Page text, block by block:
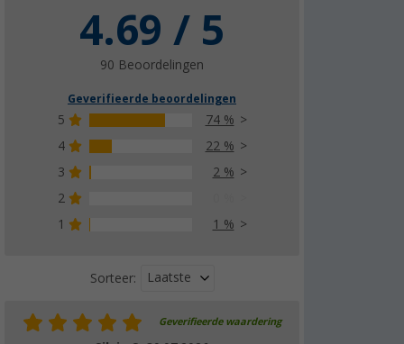
4.69 / 5
90 Beoordelingen
Geverifieerde beoordelingen
5
74 %
4
22 %
3
2 %
2
1
1 %
Sorteer: Laatste
Geverifieerde waardering